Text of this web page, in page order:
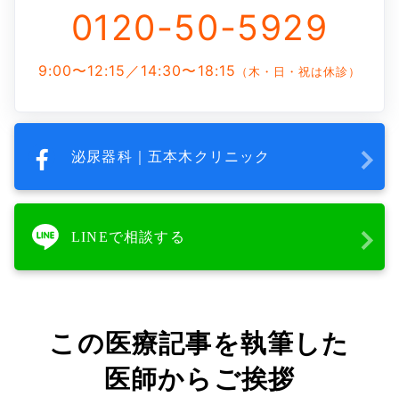
0120-50-5929
9:00〜12:15／14:30〜18:15 （木・日・祝は休診）
泌尿器科｜五本木クリニック
LINEで相談する
この医療記事を執筆した
医師からご挨拶